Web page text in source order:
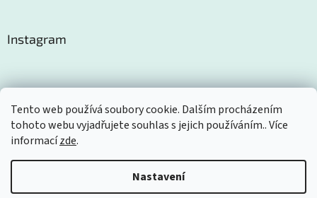
Tento web používá soubory cookie. Dalším procházením
tohoto webu vyjadřujete souhlas s jejich používáním.. Více
informacízde.
Nastavení
Instagram
Sledovat na Instagramu
Vytvořil Shoptet